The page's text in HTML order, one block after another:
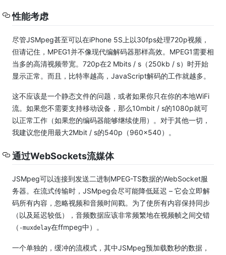
性能考虑
尽管JSMpeg甚至可以在iPhone 5S上以30fps处理720p视频，
但请记住，MPEG1并不像现代编解码器那样高效。 MPEG1需要相
当多的高清视频带宽。 720p在2 Mbits / s（250kb / s）时开始
显示正常。 而且，比特率越高，JavaScript解码的工作就越多。
这不应该是一个静态文件的问题，或者如果你只在你的本地WiFi
流。 如果您不需要支持移动设备，那么10mbit / s的1080p就可
以正常工作（如果您的编码器能够继续使用）。 对于其他一切，
我建议您使用最大2Mbit / s的540p（960×540）。
通过WebSockets流媒体
JSMpeg可以连接到发送二进制MPEG-TS数据的WebSocket服
务器。 在流式传输时，JSMpeg会尽可能降低延迟 – 它会立即解
码所有内容，忽略视频和音频时间戳。 为了使所有内容保持同步
（以及延迟较低），音频数据应该非常频繁地在视频帧之间交错
（ -muxdelay在ffmpeg中）。
一个单独的，缓冲的流模式，其中JSMpeg预加载数秒的数据，